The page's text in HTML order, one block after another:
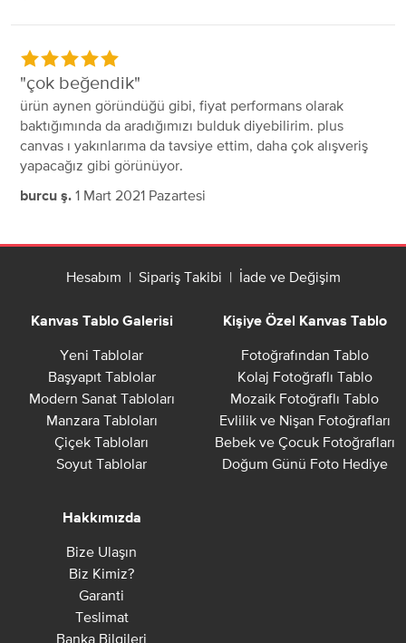
çok beğendik
ürün aynen göründüğü gibi, fiyat performans olarak
baktığımında da aradığımızı bulduk diyebilirim. plus
canvas ı yakınlarıma da tavsiye ettim, daha çok alışveriş
yapacağız gibi görünüyor.
burcu ş. 1 Mart 2021 Pazartesi
Hesabım | Sipariş Takibi | İade ve Değişim
Kanvas Tablo Galerisi
Yeni Tablolar
Başyapıt Tablolar
Modern Sanat Tabloları
Manzara Tabloları
Çiçek Tabloları
Soyut Tablolar
Kişiye Özel Kanvas Tablo
Fotoğrafından Tablo
Kolaj Fotoğraflı Tablo
Mozaik Fotoğraflı Tablo
Evlilik ve Nişan Fotoğrafları
Bebek ve Çocuk Fotoğrafları
Doğum Günü Foto Hediye
Hakkımızda
Bize Ulaşın
Biz Kimiz?
Garanti
Teslimat
Banka Bilgileri